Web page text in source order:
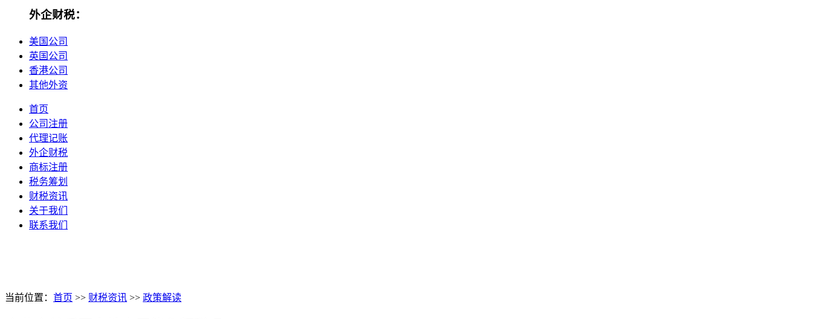
外企财税：
美国公司
英国公司
香港公司
其他外资
首页
公司注册
代理记账
外企财税
商标注册
税务筹划
财税资讯
关于我们
联系我们
当前位置： 首页 >> 财税资讯 >> 政策解读